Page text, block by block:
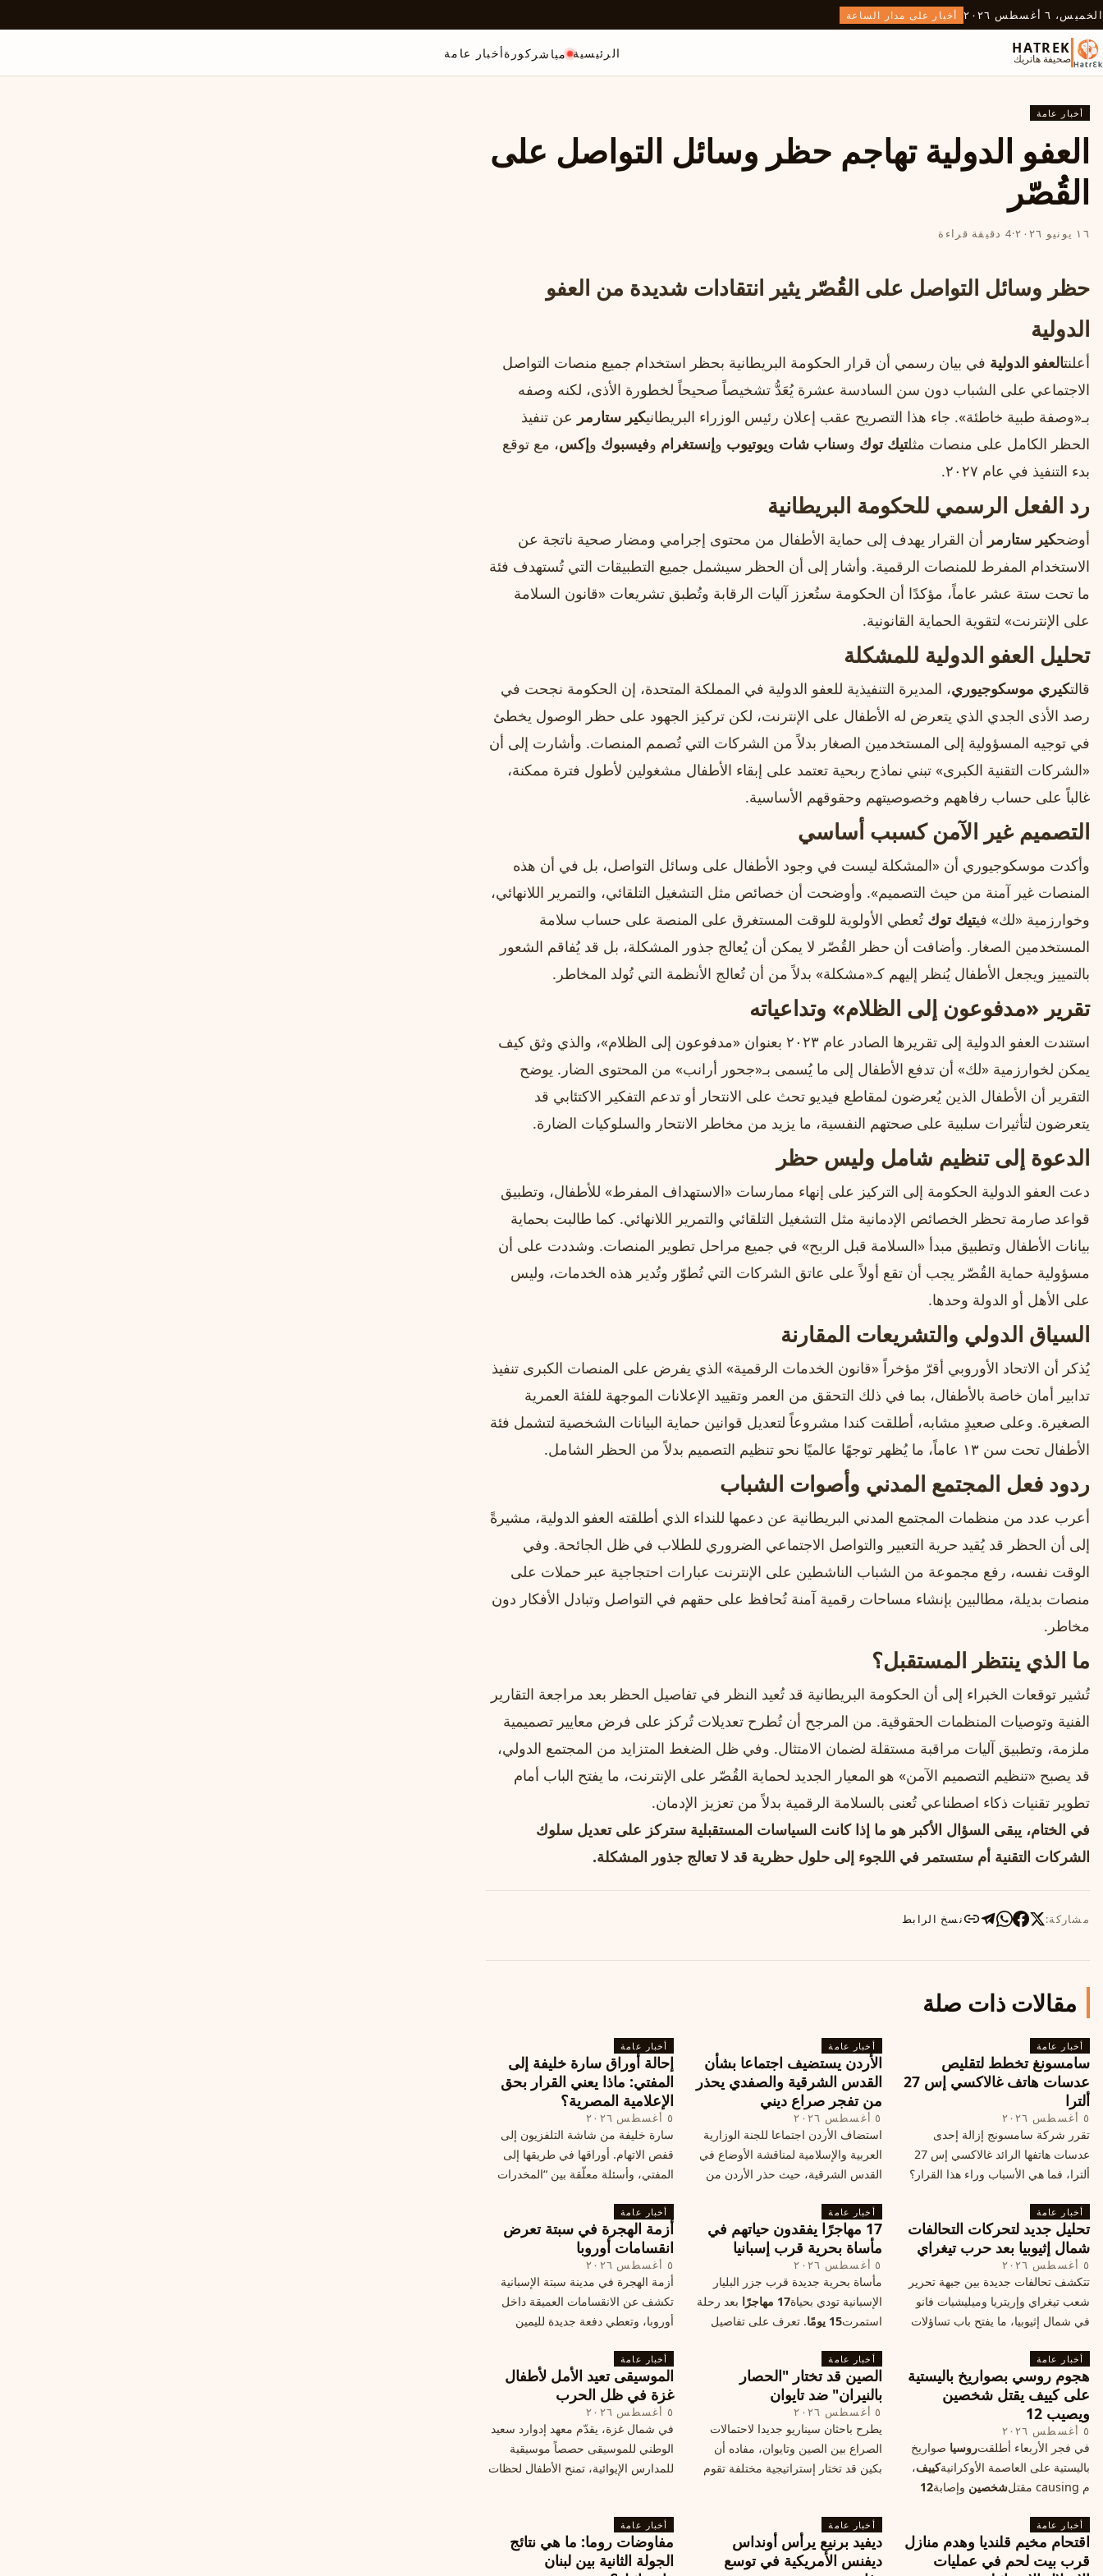
الخميس، ٦ أغسطس ٢٠٢٦ أخبار على مدار الساعة
HATREK
صحيفة هاتريك الرئيسية مباشر كورةأخبار عامة
أخبار عامة
العفو الدولية تهاجم حظر وسائل التواصل على
القُصّر
١٦ يونيو ٢٠٢٦ ·4 دقيقة قراءة
حظر وسائل التواصل على القُصّر يثير انتقادات شديدة من العفو
الدولية
أعلنتالعفو الدولية في بيان رسمي أن قرار الحكومة البريطانية بحظر استخدام جميع منصات التواصل
الاجتماعي على الشباب دون سن السادسة عشرة يُعَدُّ تشخيصاً صحيحاً لخطورة الأذى، لكنه وصفه
بـ«وصفة طبية خاطئة». جاء هذا التصريح عقب إعلان رئيس الوزراء البريطانيكير ستارمر عن تنفيذ
الحظر الكامل على منصات مثلتيك توك وسناب شات ويوتيوب وإنستغرام وفيسبوك وإكس، مع توقع
بدء التنفيذ في عام ٢٠٢٧.
رد الفعل الرسمي للحكومة البريطانية
أوضحكير ستارمر أن القرار يهدف إلى حماية الأطفال من محتوى إجرامي ومضار صحية ناتجة عن
الاستخدام المفرط للمنصات الرقمية. وأشار إلى أن الحظر سيشمل جميع التطبيقات التي تُستهدف فئة
ما تحت ستة عشر عاماً، مؤكدًا أن الحكومة ستُعزز آليات الرقابة وتُطبق تشريعات «قانون السلامة
على الإنترنت» لتقوية الحماية القانونية.
تحليل العفو الدولية للمشكلة
قالتكيري موسكوجيوري، المديرة التنفيذية للعفو الدولية في المملكة المتحدة، إن الحكومة نجحت في
رصد الأذى الجدي الذي يتعرض له الأطفال على الإنترنت، لكن تركيز الجهود على حظر الوصول يخطئ
في توجيه المسؤولية إلى المستخدمين الصغار بدلاً من الشركات التي تُصمم المنصات. وأشارت إلى أن
«الشركات التقنية الكبرى» تبني نماذج ربحية تعتمد على إبقاء الأطفال مشغولين لأطول فترة ممكنة،
غالباً على حساب رفاههم وخصوصيتهم وحقوقهم الأساسية.
التصميم غير الآمن كسبب أساسي
وأكدت موسكوجيوري أن «المشكلة ليست في وجود الأطفال على وسائل التواصل، بل في أن هذه
المنصات غير آمنة من حيث التصميم». وأوضحت أن خصائص مثل التشغيل التلقائي، والتمرير اللانهائي،
وخوارزمية «لك» فيتيك توك تُعطي الأولوية للوقت المستغرق على المنصة على حساب سلامة
المستخدمين الصغار. وأضافت أن حظر القُصّر لا يمكن أن يُعالج جذور المشكلة، بل قد يُفاقم الشعور
بالتمييز ويجعل الأطفال يُنظر إليهم كـ«مشكلة» بدلاً من أن تُعالج الأنظمة التي تُولد المخاطر.
تقرير «مدفوعون إلى الظلام» وتداعياته
استندت العفو الدولية إلى تقريرها الصادر عام ٢٠٢٣ بعنوان «مدفوعون إلى الظلام»، والذي وثق كيف
يمكن لخوارزمية «لك» أن تدفع الأطفال إلى ما يُسمى بـ«جحور أرانب» من المحتوى الضار. يوضح
التقرير أن الأطفال الذين يُعرضون لمقاطع فيديو تحث على الانتحار أو تدعم التفكير الاكتئابي قد
يتعرضون لتأثيرات سلبية على صحتهم النفسية، ما يزيد من مخاطر الانتحار والسلوكيات الضارة.
الدعوة إلى تنظيم شامل وليس حظر
دعت العفو الدولية الحكومة إلى التركيز على إنهاء ممارسات «الاستهداف المفرط» للأطفال، وتطبيق
قواعد صارمة تحظر الخصائص الإدمانية مثل التشغيل التلقائي والتمرير اللانهائي. كما طالبت بحماية
بيانات الأطفال وتطبيق مبدأ «السلامة قبل الربح» في جميع مراحل تطوير المنصات. وشددت على أن
مسؤولية حماية القُصّر يجب أن تقع أولاً على عاتق الشركات التي تُطوّر وتُدير هذه الخدمات، وليس
على الأهل أو الدولة وحدها.
السياق الدولي والتشريعات المقارنة
يُذكر أن الاتحاد الأوروبي أقرّ مؤخراً «قانون الخدمات الرقمية» الذي يفرض على المنصات الكبرى تنفيذ
تدابير أمان خاصة بالأطفال، بما في ذلك التحقق من العمر وتقييد الإعلانات الموجهة للفئة العمرية
الصغيرة. وعلى صعيدٍ مشابه، أطلقت كندا مشروعاً لتعديل قوانين حماية البيانات الشخصية لتشمل فئة
الأطفال تحت سن ١٣ عاماً، ما يُظهر توجهًا عالميًا نحو تنظيم التصميم بدلاً من الحظر الشامل.
ردود فعل المجتمع المدني وأصوات الشباب
أعرب عدد من منظمات المجتمع المدني البريطانية عن دعمها للنداء الذي أطلقته العفو الدولية، مشيرةً
إلى أن الحظر قد يُقيد حرية التعبير والتواصل الاجتماعي الضروري للطلاب في ظل الجائحة. وفي
الوقت نفسه، رفع مجموعة من الشباب الناشطين على الإنترنت عبارات احتجاجية عبر حملات على
منصات بديلة، مطالبين بإنشاء مساحات رقمية آمنة تُحافظ على حقهم في التواصل وتبادل الأفكار دون
مخاطر.
ما الذي ينتظر المستقبل؟
تُشير توقعات الخبراء إلى أن الحكومة البريطانية قد تُعيد النظر في تفاصيل الحظر بعد مراجعة التقارير
الفنية وتوصيات المنظمات الحقوقية. من المرجح أن تُطرح تعديلات تُركز على فرض معايير تصميمية
ملزمة، وتطبيق آليات مراقبة مستقلة لضمان الامتثال. وفي ظل الضغط المتزايد من المجتمع الدولي،
قد يصبح «تنظيم التصميم الآمن» هو المعيار الجديد لحماية القُصّر على الإنترنت، ما يفتح الباب أمام
تطوير تقنيات ذكاء اصطناعي تُعنى بالسلامة الرقمية بدلاً من تعزيز الإدمان.
في الختام، يبقى السؤال الأكبر هو ما إذا كانت السياسات المستقبلية ستركز على تعديل سلوك
الشركات التقنية أم ستستمر في اللجوء إلى حلول حظرية قد لا تعالج جذور المشكلة.
مشاركة: نسخ الرابط
مقالات ذات صلة
أخبار عامة
سامسونغ تخطط لتقليص
عدسات هاتف غالاكسي إس 27
ألترا
٥ أغسطس ٢٠٢٦
تقرر شركة سامسونج إزالة إحدى
عدسات هاتفها الرائد غالاكسي إس 27
ألترا، فما هي الأسباب وراء هذا القرار؟
الأندرويد الأغلى في السوق؟
أخبار عامة
الأردن يستضيف اجتماعا بشأن
القدس الشرقية والصفدي يحذر
من تفجر صراع ديني
٥ أغسطس ٢٠٢٦
استضاف الأردن اجتماعا للجنة الوزارية
العربية والإسلامية لمناقشة الأوضاع في
القدس الشرقية، حيث حذر الأردن من
الدول إلى الامتناع عن نقل سفاراتها إلى
القدس، ما يزيد التوتر في المنطقة
أخبار عامة
إحالة أوراق سارة خليفة إلى
المفتي: ماذا يعني القرار بحق
الإعلامية المصرية؟
٥ أغسطس ٢٠٢٦
سارة خليفة من شاشة التلفزيون إلى
قفص الاتهام. أوراقها في طريقها إلى
المفتي، وأسئلة معلّقة بين “المخدرات
أخبار عامة
تحليل جديد لتحركات التحالفات
شمال إثيوبيا بعد حرب تيغراي
٥ أغسطس ٢٠٢٦
تتكشف تحالفات جديدة بين جبهة تحرير
شعب تيغراي وإريتريا وميليشيات فانو
في شمال إثيوبيا، ما يفتح باب تساؤلات
الخريطة السياسية.
أخبار عامة
17 مهاجرًا يفقدون حياتهم في
مأساة بحرية قرب إسبانيا
٥ أغسطس ٢٠٢٦
مأساة بحرية جديدة قرب جزر البليار
الإسبانية تودي بحياة17 مهاجرًا
بعد رحلة
استمرت15 يومًا
. تعرف على تفاصيل
أخبار عامة
أزمة الهجرة في سبتة تعرض
انقسامات أوروبا
٥ أغسطس ٢٠٢٦
أزمة الهجرة في مدينة سبتة الإسبانية
تكشف عن الانقسامات العميقة داخل
أوروبا، وتعطي دفعة جديدة لليمين
الأوروبي لاستغلال هشاشة موقفه، فما
هي الآثار السياسية لهذه الأزمة؟
أخبار عامة
هجوم روسي بصواريخ باليستية
على كييف يقتل شخصين
ويصيب 12
٥ أغسطس ٢٠٢٦
في فجر الأربعاء أطلقتروسيا صواريخ
باليستية على العاصمة الأوكرانيةكييف،
م causing مقتل
شخصين وإصابة12
المدني. تفاصيل الهجوم وتداعياته.
أخبار عامة
الصين قد تختار "الحصار
بالنيران" ضد تايوان
٥ أغسطس ٢٠٢٦
يطرح باحثان سيناريو جديدا لاحتمالات
الصراع بين الصين وتايوان، مفاده أن
بكين قد تختار إستراتيجية مختلفة تقوم
"الحصار بالنيران
أخبار عامة
الموسيقى تعيد الأمل لأطفال
غزة في ظل الحرب
٥ أغسطس ٢٠٢٦
في شمال غزة، يقدّم معهد إدوارد سعيد
الوطني للموسيقى حصصاً موسيقية
للمدارس الإيوائية، تمنح الأطفال لحظات
أخبار عامة
اقتحام مخيم قلنديا وهدم منازل
قرب بيت لحم في عمليات
أخبار عامة
ديفيد برنيع يرأس أونداس
ديفنس الأمريكية في توسع
أخبار عامة
مفاوضات روما: ما هي نتائج
الجولة الثانية بين لبنان